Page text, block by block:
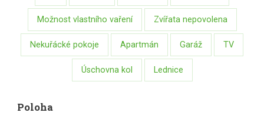
Možnost vlastního vaření Zvířata nepovolena
Nekuřácké pokoje Apartmán Garáž TV
Úschovna kol Lednice
Poloha